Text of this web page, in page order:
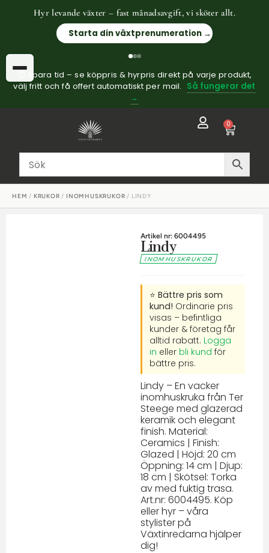
Hyr levande växter – fast månadsavgift, vi sköter allt.
Starta din växtprenumeration →
⏱ Spara tid – se köppris & hyrpris direkt på varje produkt,
välj fritt och få offert automatiskt per mail. Så fungerar det
→
0
HEM / KRUKOR / INOMHUSKRUKOR / LINDY
Artikel nr: 6004495
Lindy
INOMHUSKRUKOR
⭐ Bättre pris som
kund! Ordinarie pris
visas – befintliga
kunder & företag får
alltid rabatt. Logga
in eller bli kund för
bättre pris.
Lindy – En vacker
inomhuskruka från Ter
Steege med glazerad
keramik och elegant
finish. Material:
Ceramics | Finish:
Glazed | Höjd: 20 cm
Öppning: 14 cm | Djup:
18 cm | Skötsel: Torka
av med fuktig trasa.
Art.nr: 6004495. Köp
eller hyr – våra
stylister på
Växtinredarna hjälper
dig!